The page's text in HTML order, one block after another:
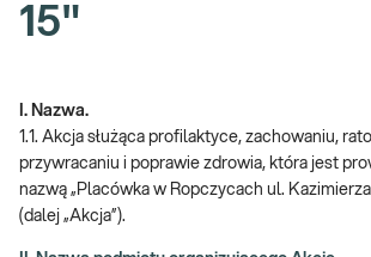
15"
I. Nazwa.
1.1. Akcja służąca profilaktyce, zachowaniu,
przywracaniu i poprawie zdrowia, która jest
nazwą „Placówka w Ropczycach ul.
(dalej „Akcja”).